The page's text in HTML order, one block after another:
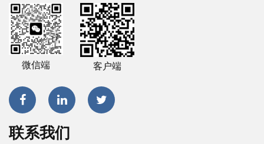
微信端 客户端
联系我们